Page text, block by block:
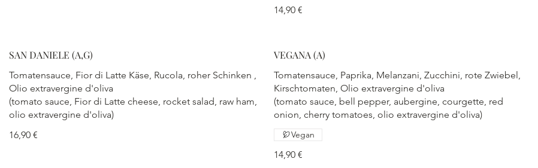
14,90 €
SAN DANIELE (A,G)
Tomatensauce, Fior di Latte Käse, Rucola, roher Schinken ,
Olio extravergine d'oliva
(tomato sauce, Fior di Latte cheese, rocket salad, raw ham,
olio extravergine d'oliva)
16,90 €
VEGANA (A)
Tomatensauce, Paprika, Melanzani, Zucchini, rote Zwiebel,
Kirschtomaten, Olio extravergine d'oliva
(tomato sauce, bell pepper, aubergine, courgette, red
onion, cherry tomatoes, olio extravergine d'oliva)
14,90 €
Vegan